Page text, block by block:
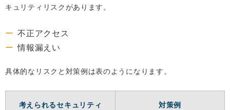
キュリティリスクがあります。
不正アクセス
情報漏えい
具体的なリスクと対策例は表のようになります。
考えられるセキュリティ
対策例